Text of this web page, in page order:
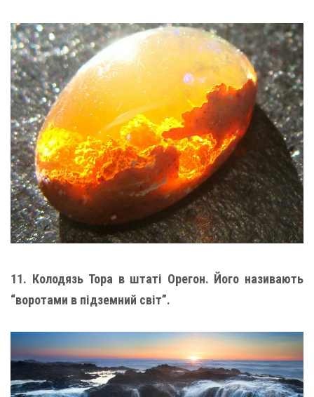
11. Колодязь Тора в штаті Орегон. Його називають
“воротами в підземний світ”.